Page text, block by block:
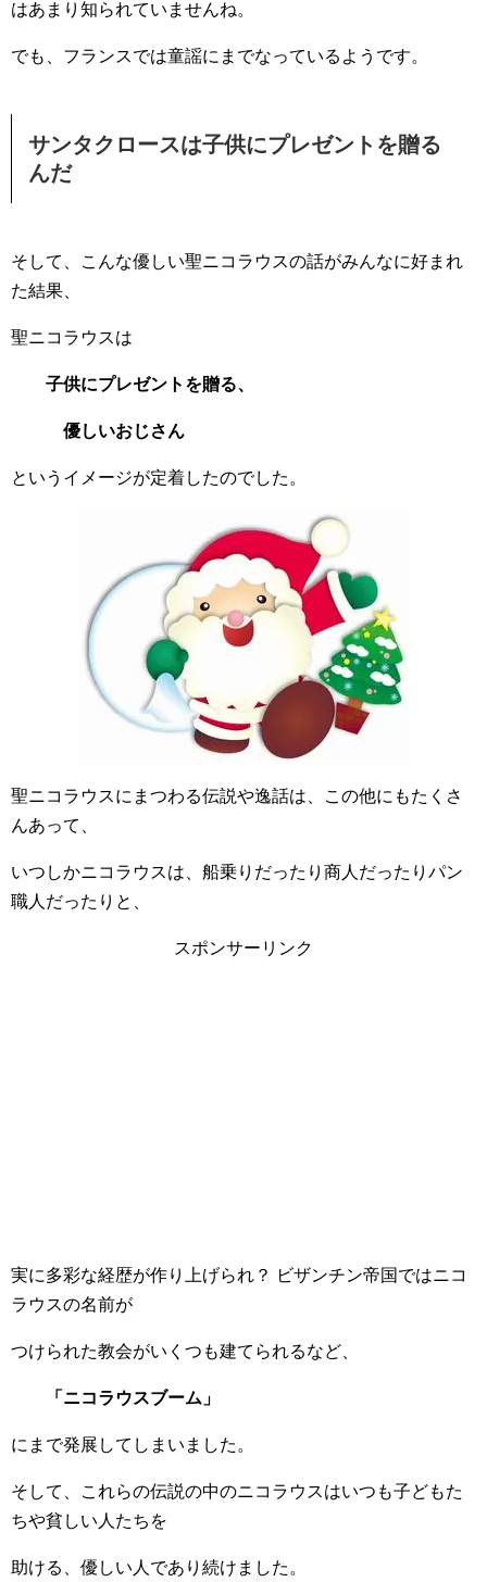
はあまり知られていませんね。
でも、フランスでは童謡にまでなっているようです。
サンタクロースは子供にプレゼントを贈る
んだ
そして、こんな優しい聖ニコラウスの話がみんなに好まれ
た結果、
聖ニコラウスは
子供にプレゼントを贈る、
優しいおじさん
というイメージが定着したのでした。
聖ニコラウスにまつわる伝説や逸話は、この他にもたくさ
んあって、
いつしかニコラウスは、船乗りだったり商人だったりパン
職人だったりと、
スポンサーリンク
実に多彩な経歴が作り上げられ？ ビザンチン帝国ではニコ
ラウスの名前が
つけられた教会がいくつも建てられるなど、
「ニコラウスブーム」
にまで発展してしまいました。
そして、これらの伝説の中のニコラウスはいつも子どもた
ちや貧しい人たちを
助ける、優しい人であり続けました。